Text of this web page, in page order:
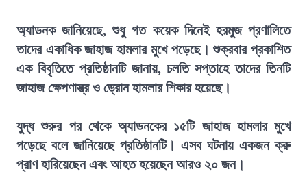
অ্যাডনক জানিয়েছে, শুধু গত কয়েক দিনেই হরমুজ প্রণালিতে
তাদের একাধিক জাহাজ হামলার মুখে পড়েছে। শুক্রবার প্রকাশিত
এক বিবৃতিতে প্রতিষ্ঠানটি জানায়, চলতি সপ্তাহে তাদের তিনটি
জাহাজ ক্ষেপণাস্ত্র ও ড্রোন হামলার শিকার হয়েছে।
যুদ্ধ শুরুর পর থেকে অ্যাডনকের ১৫টি জাহাজ হামলার মুখে
পড়েছে বলে জানিয়েছে প্রতিষ্ঠানটি। এসব ঘটনায় একজন ক্রু
প্রাণ হারিয়েছেন এবং আহত হয়েছেন আরও ২০ জন।